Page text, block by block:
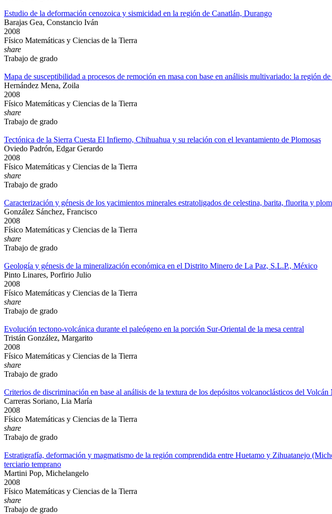
Estudio de la deformación cenozoica y sismicidad en la región de Canatlán, Durango
Barajas Gea, Constancio Iván
2008
Físico Matemáticas y Ciencias de la Tierra
share
Trabajo de grado
Mapa de susceptibilidad a procesos de remoción en masa con base en análisis multivariado: la región
Hernández Mena, Zoila
2008
Físico Matemáticas y Ciencias de la Tierra
share
Trabajo de grado
Tectónica de la Sierra Cuesta El Infierno, Chihuahua y su relación con el levantamiento de Plomosas
Oviedo Padrón, Edgar Gerardo
2008
Físico Matemáticas y Ciencias de la Tierra
share
Trabajo de grado
Caracterización y génesis de los yacimientos minerales estratoligados de celestina, barita, fluorita y
González Sánchez, Francisco
2008
Físico Matemáticas y Ciencias de la Tierra
share
Trabajo de grado
Geología y génesis de la mineralización económica en el Distrito Minero de La Paz, S.L.P., México
Pinto Linares, Porfirio Julio
2008
Físico Matemáticas y Ciencias de la Tierra
share
Trabajo de grado
Evolución tectono-volcánica durante el paleógeno en la porción Sur-Oriental de la mesa central
Tristán González, Margarito
2008
Físico Matemáticas y Ciencias de la Tierra
share
Trabajo de grado
Criterios de discriminación en base al análisis de la textura de los depósitos volcanoclásticos del
Carreras Soriano, Lia María
2008
Físico Matemáticas y Ciencias de la Tierra
share
Trabajo de grado
Estratigrafía, deformación y magmatismo de la región comprendida entre Huetamo y Zihuatanejo
terciario temprano
Martini Pop, Michelangelo
2008
Físico Matemáticas y Ciencias de la Tierra
share
Trabajo de grado